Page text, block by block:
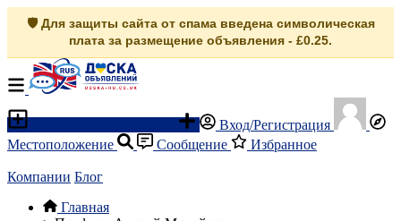
🛡️ Для защиты сайта от спама введена символическая
плата за размещение объявления - £0.25.
Вход/Регистрация
Местоположение
Сообщение Избранное
Компании Блог
Главная